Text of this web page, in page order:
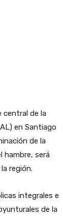
central de la
en Santiago
de la
hambre, será
región.
integrales e
de la